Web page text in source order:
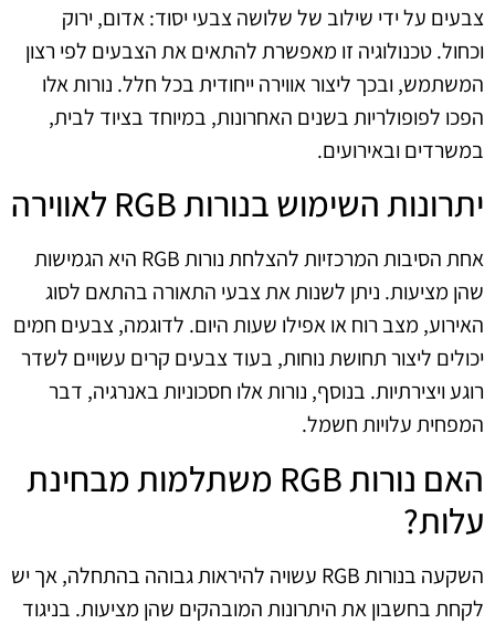
צבעים על ידי שילוב של שלושה צבעי יסוד: אדום, ירוק
וכחול. טכנולוגיה זו מאפשרת להתאים את הצבעים לפי רצון
המשתמש, ובכך ליצור אווירה ייחודית בכל חלל. נורות אלו
הפכו לפופולריות בשנים האחרונות, במיוחד בציוד לבית,
במשרדים ובאירועים.
יתרונות השימוש בנורות RGB לאווירה
אחת הסיבות המרכזיות להצלחת נורות RGB היא הגמישות
שהן מציעות. ניתן לשנות את צבעי התאורה בהתאם לסוג
האירוע, מצב רוח או אפילו שעות היום. לדוגמה, צבעים חמים
יכולים ליצור תחושת נוחות, בעוד צבעים קרים עשויים לשדר
רוגע ויצירתיות. בנוסף, נורות אלו חסכוניות באנרגיה, דבר
המפחית עלויות חשמל.
האם נורות RGB משתלמות מבחינת
עלות?
השקעה בנורות RGB עשויה להיראות גבוהה בהתחלה, אך יש
לקחת בחשבון את היתרונות המובהקים שהן מציעות. בניגוד